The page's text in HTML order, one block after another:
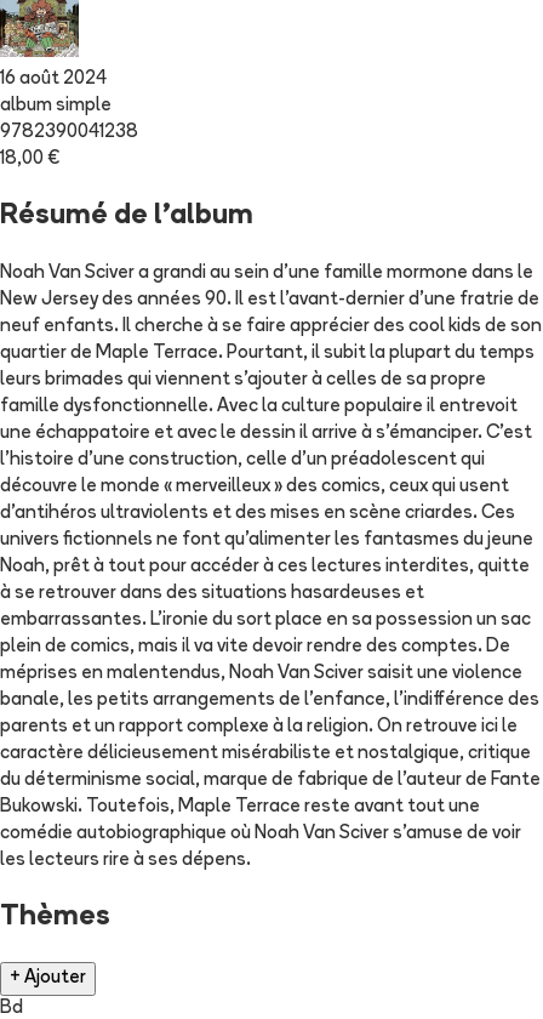
16 août 2024
album simple
9782390041238
18,00 €
Résumé de l'album
Noah Van Sciver a grandi au sein d’une famille mormone dans le
New Jersey des années 90. Il est l’avant-dernier d’une fratrie de
neuf enfants. Il cherche à se faire apprécier des cool kids de son
quartier de Maple Terrace. Pourtant, il subit la plupart du temps
leurs brimades qui viennent s’ajouter à celles de sa propre
famille dysfonctionnelle. Avec la culture populaire il entrevoit
une échappatoire et avec le dessin il arrive à s’émanciper. C’est
l’histoire d’une construction, celle d’un préadolescent qui
découvre le monde « merveilleux » des comics, ceux qui usent
d’antihéros ultraviolents et des mises en scène criardes. Ces
univers fictionnels ne font qu’alimenter les fantasmes du jeune
Noah, prêt à tout pour accéder à ces lectures interdites, quitte
à se retrouver dans des situations hasardeuses et
embarrassantes. L’ironie du sort place en sa possession un sac
plein de comics, mais il va vite devoir rendre des comptes. De
méprises en malentendus, Noah Van Sciver saisit une violence
banale, les petits arrangements de l’enfance, l’indifférence des
parents et un rapport complexe à la religion. On retrouve ici le
caractère délicieusement misérabiliste et nostalgique, critique
du déterminisme social, marque de fabrique de l’auteur de Fante
Bukowski. Toutefois, Maple Terrace reste avant tout une
comédie autobiographique où Noah Van Sciver s’amuse de voir
les lecteurs rire à ses dépens.
Thèmes
+ Ajouter
Bd